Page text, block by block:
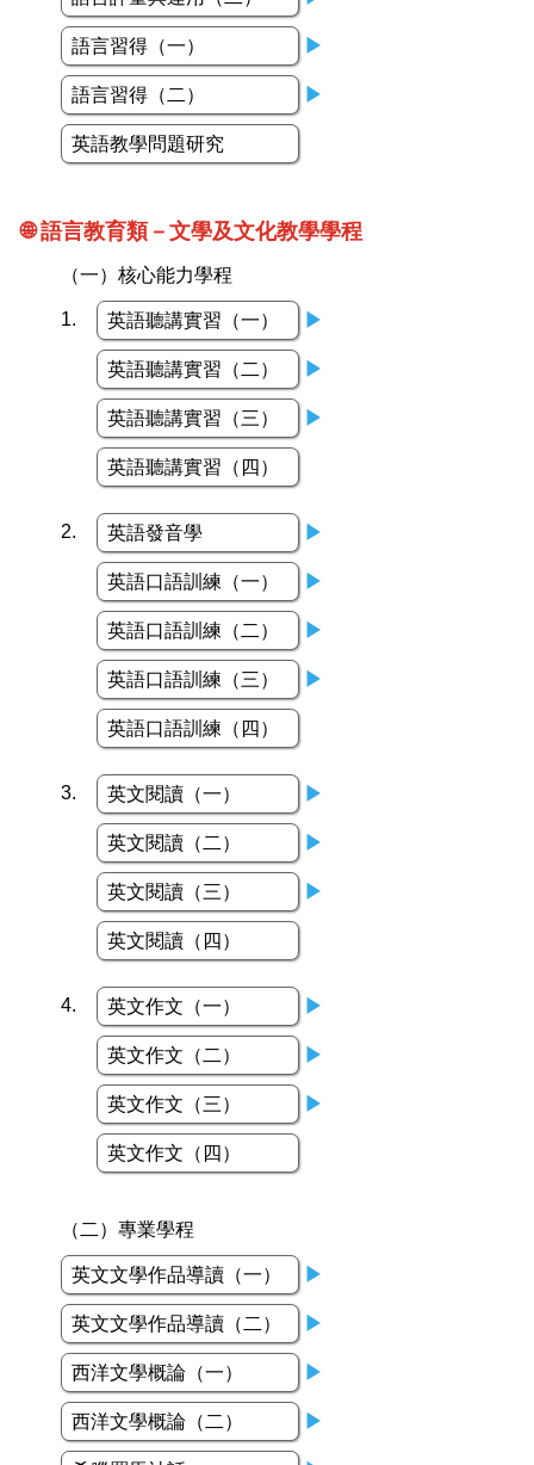
語言習得（一） ▶
語言習得（二） ▶
英語教學問題研究
🌐 語言教育類－文學及文化教學學程
（一）核心能力學程
1. 英語聽講實習（一） ▶
英語聽講實習（二） ▶
英語聽講實習（三） ▶
英語聽講實習（四）
2. 英語發音學 ▶
英語口語訓練（一） ▶
英語口語訓練（二） ▶
英語口語訓練（三） ▶
英語口語訓練（四）
3. 英文閱讀（一） ▶
英文閱讀（二） ▶
英文閱讀（三） ▶
英文閱讀（四）
4. 英文作文（一） ▶
英文作文（二） ▶
英文作文（三） ▶
英文作文（四）
（二）專業學程
英文文學作品導讀（一） ▶
英文文學作品導讀（二） ▶
西洋文學概論（一） ▶
西洋文學概論（二） ▶